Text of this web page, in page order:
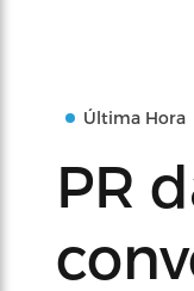
Última Hora
PR